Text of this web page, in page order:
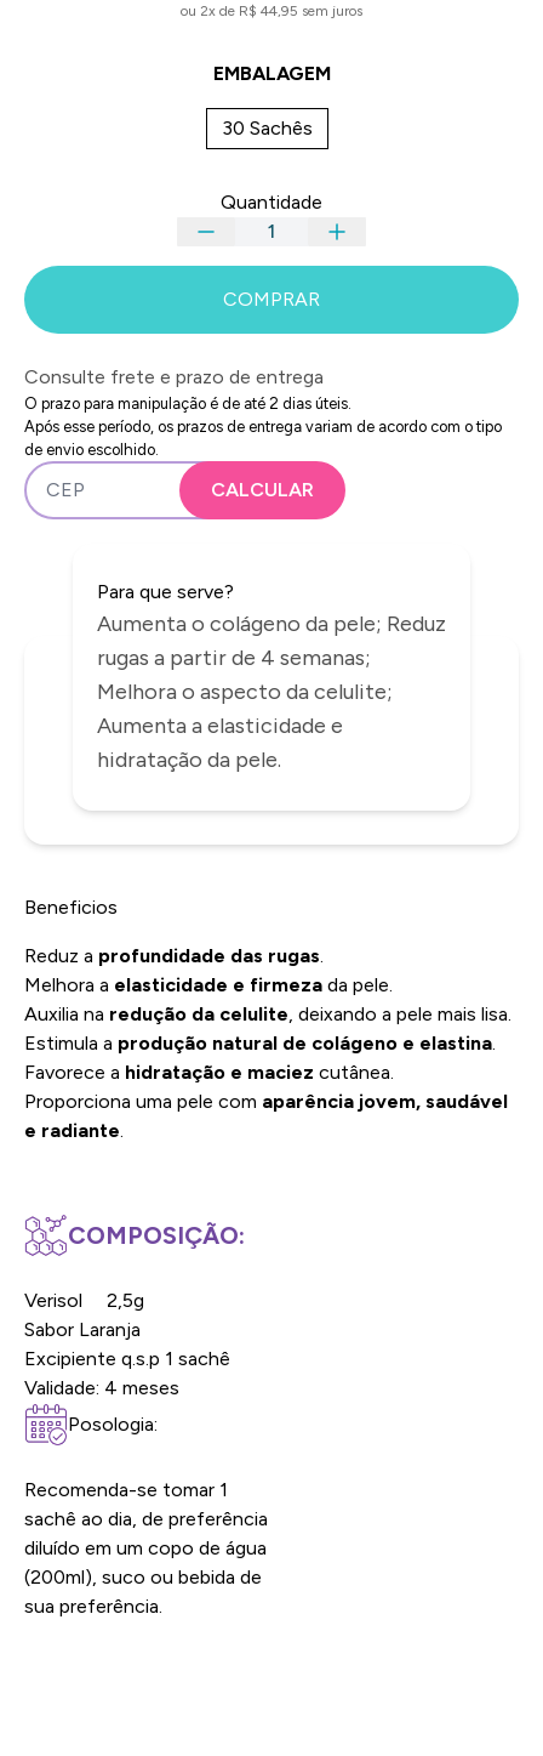
ou 2x de R$ 44,95 sem juros
EMBALAGEM
30 Sachês
Quantidade
COMPRAR
Consulte frete e prazo de entrega
O prazo para manipulação é de até 2 dias úteis.
Após esse período, os prazos de entrega variam de acordo com o tipo
de envio escolhido.
INFORMAÇÕES
Para que serve?
Aumenta o colágeno da pele; Reduz
rugas a partir de 4 semanas;
Melhora o aspecto da celulite;
Aumenta a elasticidade e
hidratação da pele.
Beneficios
Reduz a profundidade das rugas.
Melhora a elasticidade e firmeza da pele.
Auxilia na redução da celulite, deixando a pele mais lisa.
Estimula a produção natural de colágeno e elastina.
Favorece a hidratação e maciez cutânea.
Proporciona uma pele com aparência jovem, saudável
e radiante.
COMPOSIÇÃO:
Verisol 2,5g
Sabor Laranja
Excipiente q.s.p 1 sachê
Validade: 4 meses
Posologia:
Recomenda-se tomar 1
sachê ao dia, de preferência
diluído em um copo de água
(200ml), suco ou bebida de
sua preferência.